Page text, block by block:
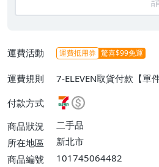
運費活動 運費抵用券 驚喜$99免運
運費規則
7-ELEVEN取貨付款【單
$5000免運費】、郵局掛
0、消費滿$5000免運費】
付款方式
商品狀況
二手品
所在地區
新北市
商品編號
101745064482